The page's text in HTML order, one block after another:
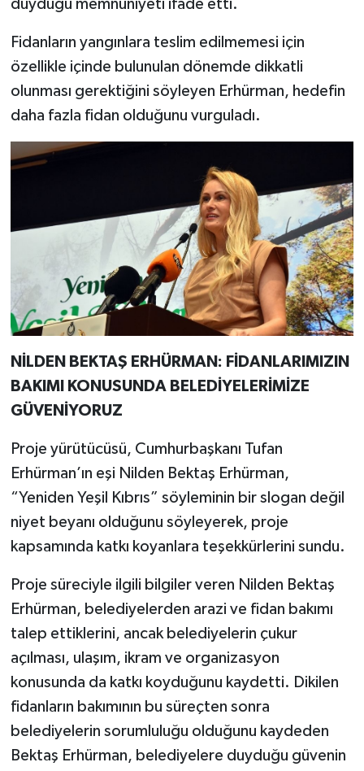
duyduğu memnuniyeti ifade etti.
Fidanların yangınlara teslim edilmemesi için
özellikle içinde bulunulan dönemde dikkatli
olunması gerektiğini söyleyen Erhürman, hedefin
daha fazla fidan olduğunu vurguladı.
NİLDEN BEKTAŞ ERHÜRMAN: FİDANLARIMIZIN
BAKIMI KONUSUNDA BELEDİYELERİMİZE
GÜVENİYORUZ
Proje yürütücüsü, Cumhurbaşkanı Tufan
Erhürman’ın eşi Nilden Bektaş Erhürman,
“Yeniden Yeşil Kıbrıs” söyleminin bir slogan değil
niyet beyanı olduğunu söyleyerek, proje
kapsamında katkı koyanlara teşekkürlerini sundu.
Proje süreciyle ilgili bilgiler veren Nilden Bektaş
Erhürman, belediyelerden arazi ve fidan bakımı
talep ettiklerini, ancak belediyelerin çukur
açılması, ulaşım, ikram ve organizasyon
konusunda da katkı koyduğunu kaydetti. Dikilen
fidanların bakımının bu süreçten sonra
belediyelerin sorumluluğu olduğunu kaydeden
Bektaş Erhürman, belediyelere duyduğu güvenin